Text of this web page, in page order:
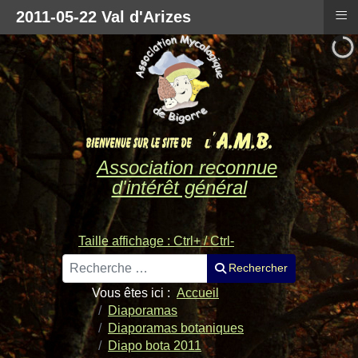
Association reconnue
d'intérêt général
Taille affichage : Ctrl+ / Ctrl-
Rechercher
Rechercher
Vous êtes ici : Accueil
Diaporamas
Diaporamas botaniques
Diapo bota 2011
2011-05-22 Val d'Arizes ≡